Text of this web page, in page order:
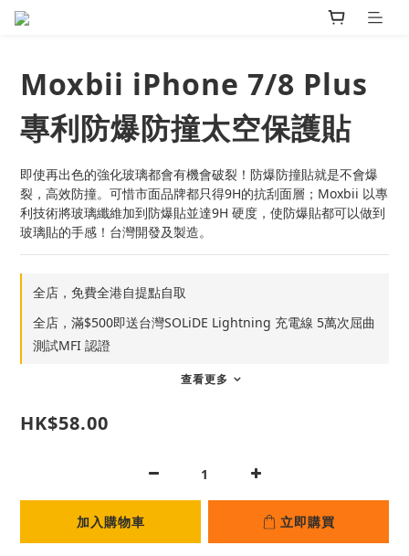
Moxbii iPhone 7/8 Plus
專利防爆防撞太空保護貼
即使再出色的強化玻璃都會有機會破裂！防爆防撞貼就是不會爆
裂，高效防撞。可惜市面品牌都只得9H的抗刮面層；Moxbii 以專
利技術將玻璃纖維加到防爆貼並達9H 硬度，使防爆貼都可以做到
玻璃貼的手感！台灣開發及製造。
全店，免費全港自提點自取
全店，滿$500即送台灣SOLiDE Lightning 充電線 5萬次屈曲
測試MFI 認證
查看更多
HK$58.00
加入購物車 立即購買